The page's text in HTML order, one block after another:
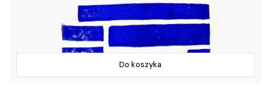
Do koszyka